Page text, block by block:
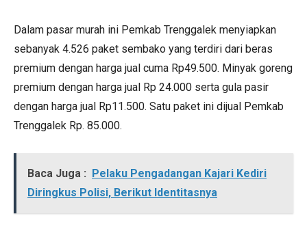
Dalam pasar murah ini Pemkab Trenggalek menyiapkan
sebanyak 4.526 paket sembako yang terdiri dari beras
premium dengan harga jual cuma Rp49.500. Minyak goreng
premium dengan harga jual Rp 24.000 serta gula pasir
dengan harga jual Rp11.500. Satu paket ini dijual Pemkab
Trenggalek Rp. 85.000.
Baca Juga : Pelaku Pengadangan Kajari Kediri
Diringkus Polisi, Berikut Identitasnya